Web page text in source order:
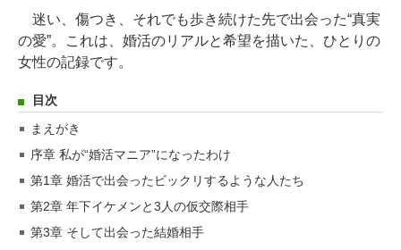
迷い、傷つき、それでも歩き続けた先で出会った“真実
の愛”。これは、婚活のリアルと希望を描いた、ひとりの
女性の記録です。
目次
まえがき
序章 私が“婚活マニア”になったわけ
第1章 婚活で出会ったビックリするような人たち
第2章 年下イケメンと3人の仮交際相手
第3章 そして出会った結婚相手